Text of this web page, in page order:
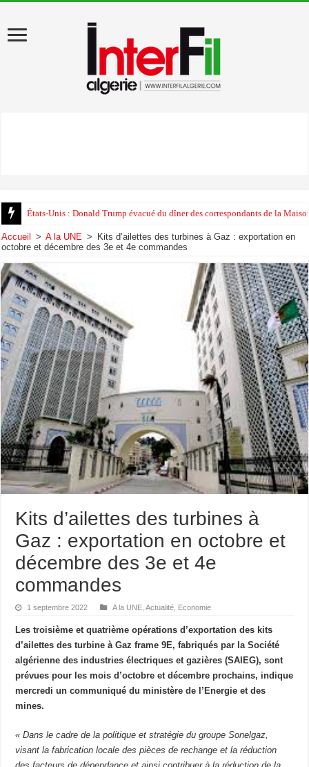
États-Unis : Donald Trump évacué du dîner des correspondants de la
Au début de sa visite en Algérie, Léon XIV appelle au «pardon»
Accueil > A la UNE >
Kits d’ailettes des turbines à Gaz : exportation en
octobre et décembre des 3e et 4e commandes
Kits d’ailettes des turbines à
Gaz : exportation en octobre et
décembre des 3e et 4e
commandes
1 septembre 2022 A la UNE ,Actualité Economie
Les troisième et quatrième opérations d’exportation des kits
d’ailettes des turbine à Gaz frame 9E, fabriqués par la Société
algérienne des industries électriques et gazières (SAIEG), sont
prévues pour les mois d’octobre et décembre prochains, indique
mercredi un communiqué du ministère de l’Energie et des
mines.
« Dans le cadre de la politique et stratégie du groupe Sonelgaz,
visant la fabrication locale des pièces de rechange et la réduction